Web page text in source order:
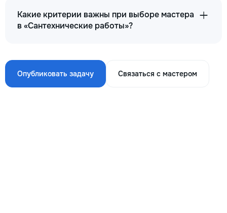
Какие критерии важны при выборе мастера
в «Сантехнические работы»?
Опубликовать задачу Связаться с мастером